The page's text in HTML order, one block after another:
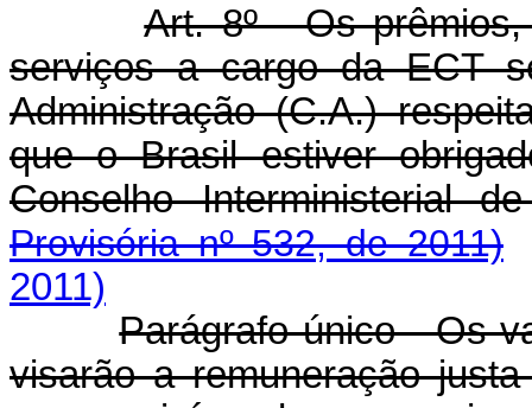
Art. 8º - Os
serviços a cargo da ECT
Administração (C.A.)
que o Brasil estiver
Conselho Interministerial
Provisória nº 532, de 2011)
2011)
Parágrafo único - Os
visarão a remuneração